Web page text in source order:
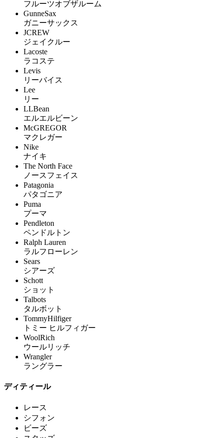
フルーツオブザルーム
GunneSax
ガニーサックス
JCREW
ジェイクルー
Lacoste
ラコステ
Levis
リーバイス
Lee
リー
LLBean
エルエルビーン
McGREGOR
マクレガー
Nike
ナイキ
The North Face
ノースフェイス
Patagonia
パタゴニア
Puma
プーマ
Pendleton
ペンドルトン
Ralph Lauren
ラルフローレン
Sears
シアーズ
Schott
ショット
Talbots
タルボット
TommyHilfiger
トミー ヒルフィガー
WoolRich
ウールリッチ
Wrangler
ラングラー
ディティール
レース
シフォン
ビーズ